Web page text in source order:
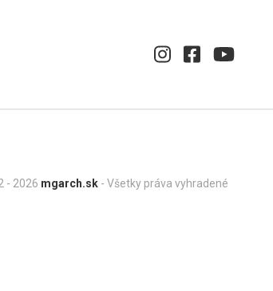
- 2026 mgarch.sk - Všetky práva vyhradené